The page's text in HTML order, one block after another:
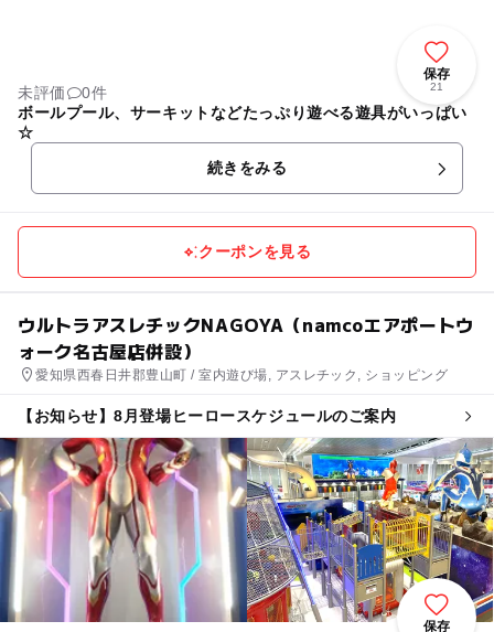
保存
21
未評価
0件
ボールプール、サーキットなどたっぷり遊べる遊具がいっぱい
☆
続きをみる
クーポンを見る
ウルトラアスレチックNAGOYA（namcoエアポートウ
ォーク名古屋店併設）
愛知県西春日井郡豊山町 / 室内遊び場, アスレチック, ショッピング
【お知らせ】8月登場ヒーロースケジュールのご案内
保存